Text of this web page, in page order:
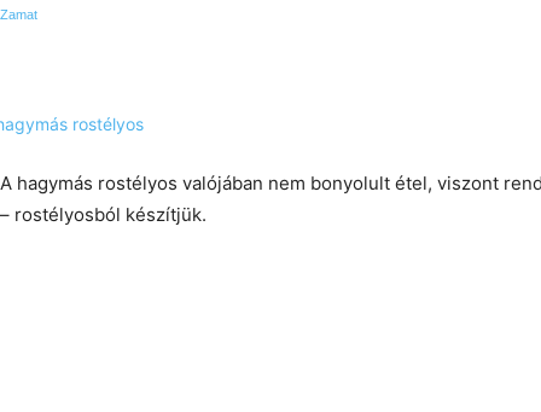
A hagymás rostélyos valójában nem bonyolult étel, viszont
– rostélyosból készítjük.